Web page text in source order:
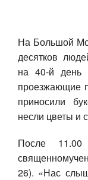
Контакты
На Большой
десятков
на 40-й день
проезжающие
приносили
несли цветы и
После
26). «Нас